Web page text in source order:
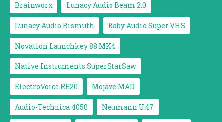
Brainworx Lunacy Audio Beam 2.0
Lunacy Audio Bismuth Baby Audio Super VHS
Novation Launchkey 88 MK4
Native Instruments SuperStarSaw
ElectroVoice RE20 Mojave MAD
Audio-Technica 4050 Neumann U47